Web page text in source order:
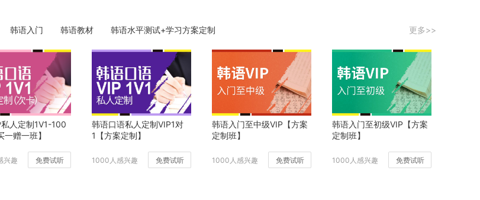
韩语入门 韩语教材 韩语水平测试+学习方案定制 更多>>
人定制1V1-100
一赠一班】
兴趣 免费试听
韩语口语私人定制VIP1对
1【方案定制】
1000人感兴趣 免费试听
韩语入门至中级VIP【方案
定制班】
1000人感兴趣 免费试听
韩语入门至初级VIP【方案
定制班】
1000人感兴趣 免费试听